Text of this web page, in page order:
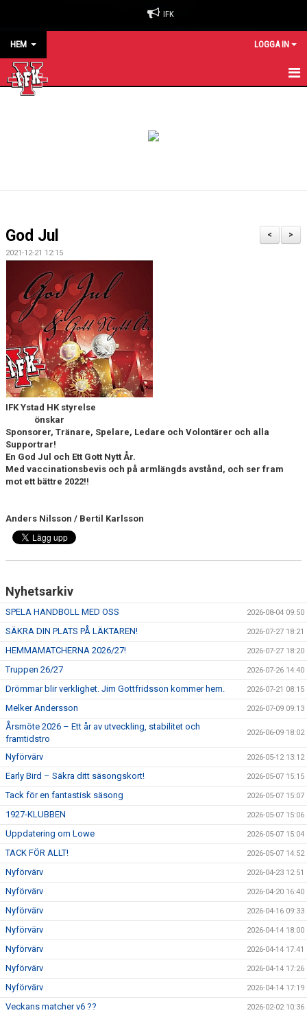
IFK
HEM LOGGA IN
KALENDER
KONTAKT
SPONSORER
>
<
God Jul
2021-12-21 12:15
IFK Ystad HK styrelse
önskar
Sponsorer, Tränare, Spelare, Ledare och Volontärer och alla
Supportrar!
En God Jul och Ett Gott Nytt År.
Med vaccinationsbevis och på armlängds avstånd, och ser fram
mot ett bättre 2022!!
Anders Nilsson / Bertil Karlsson
Nyhetsarkiv
SPELA HANDBOLL MED OSS 2026-08-04 09:50
SÄKRA DIN PLATS PÅ LÄKTAREN! 2026-07-27 18:21
HEMMAMATCHERNA 2026/27! 2026-07-27 18:20
Truppen 26/27 2026-07-26 14:40
Drömmar blir verklighet. Jim Gottfridsson kommer hem. 2026-07-21 08:15
Melker Andersson 2026-07-09 09:13
Årsmöte 2026 – Ett år av utveckling, stabilitet och
framtidstro
2026-06-09 18:02
Nyförvärv 2026-05-12 13:12
Early Bird – Säkra ditt säsongskort! 2026-05-07 15:15
Tack för en fantastisk säsong 2026-05-07 15:07
1927-KLUBBEN 2026-05-07 15:06
Uppdatering om Lowe 2026-05-07 15:04
TACK FÖR ALLT! 2026-05-07 14:52
Nyförvärv 2026-04-23 12:51
Nyförvärv 2026-04-20 16:40
Nyförvärv 2026-04-16 09:33
Nyförvärv 2026-04-14 18:00
Nyförvärv 2026-04-14 17:41
Nyförvärv 2026-04-14 17:26
Nyförvärv 2026-04-14 17:19
Veckans matcher v6 ?? 2026-02-02 10:36